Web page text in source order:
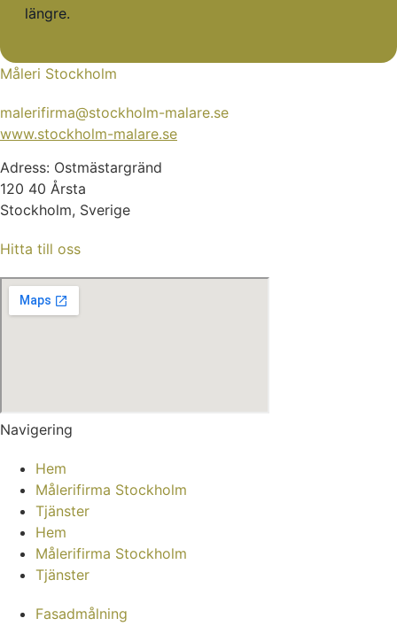
längre.
Måleri Stockholm
malerifirma@stockholm-malare.se
www.stockholm-malare.se
Adress: Ostmästargränd
120 40 Årsta
Stockholm, Sverige
Hitta till oss
Navigering
Hem
Målerifirma Stockholm
Tjänster
Hem
Målerifirma Stockholm
Tjänster
Fasadmålning